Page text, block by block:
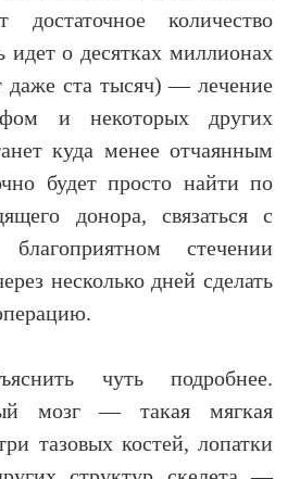
достаточное количество
о десятках миллионах
даже ста тысяч) — лечение
и некоторых других
куда менее отчаянным
будет просто найти по
донора, связаться с
стечении
несколько дней сделать
чуть подробнее.
мозг — такая мягкая
тазовых костей, лопатки